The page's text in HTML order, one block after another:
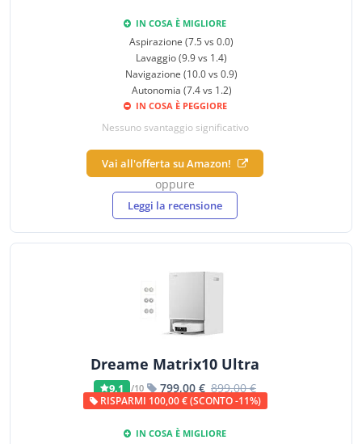
IN COSA È MIGLIORE
Aspirazione (7.5 vs 0.0)
Lavaggio (9.9 vs 1.4)
Navigazione (10.0 vs 0.9)
Autonomia (7.4 vs 1.2)
IN COSA È PEGGIORE
Nessuno svantaggio significativo
Vai all'offerta su Amazon!
oppure
Leggi la recensione
Dreame Matrix10 Ultra
9,1 /10 799,00 € 899,00 €
RISPARMI 100,00 € (SCONTO -11%)
IN COSA È MIGLIORE